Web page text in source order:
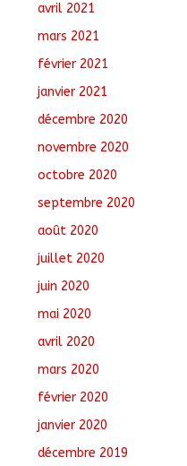
avril 2021
mars 2021
février 2021
janvier 2021
décembre 2020
novembre 2020
octobre 2020
septembre 2020
août 2020
juillet 2020
juin 2020
mai 2020
avril 2020
mars 2020
février 2020
janvier 2020
décembre 2019